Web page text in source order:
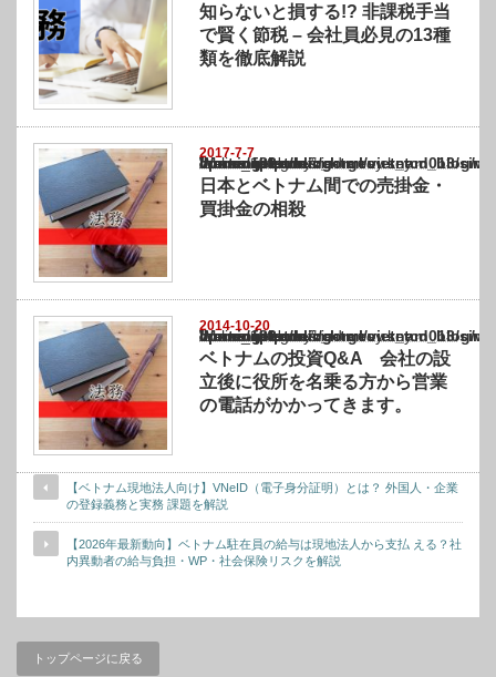
知らないと損する!? 非課税手当
で賢く節税 – 会社員必見の13種
類を徹底解説
2017-7-7
Warning
: Undefined array key "show_category" in
/home/netst/kuno-cpa.co.jp/public_html/vietnam_blog/wp-content/themes/
on line183
日本とベトナム間での売掛金・
買掛金の相殺
2014-10-20
Warning
: Undefined array key "show_category" in
/home/netst/kuno-cpa.co.jp/public_html/vietnam_blog/wp-content/themes/
on line183
ベトナムの投資Q&A 会社の設
立後に役所を名乗る方から営業
の電話がかかってきます。
【ベトナム現地法人向け】VNeID（電子身分証明）とは？ 外国人・企業
の登録義務と実務 課題を解説
【2026年最新動向】ベトナム駐在員の給与は現地法人から支払 える？社
内異動者の給与負担・WP・社会保険リスクを解説
トップページに戻る